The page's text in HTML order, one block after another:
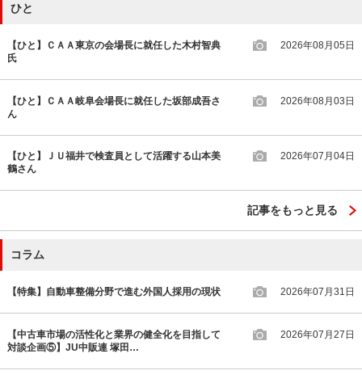
ひと
【ひと】ＣＡＡ東京の会場長に就任した木村智典
氏
2026年08月05日
【ひと】ＣＡＡ岐阜会場長に就任した坂部成吾さ
ん
2026年08月03日
【ひと】ＪＵ福井で検査員として活躍する山本美
鶴さん
2026年07月04日
記事をもっと見る
コラム
【特集】自動車整備分野で進む外国人採用の現状 2026年07月31日
【中古車市場の活性化と業界の健全化を目指して
対談企画⑤】JU中販連 塚田…
2026年07月27日